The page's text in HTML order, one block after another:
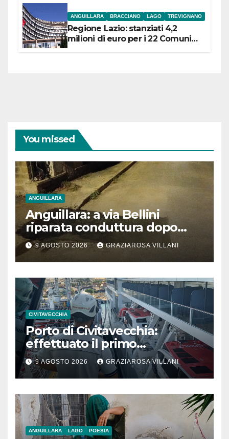
ANGUILLARA BRACCIANO LAGO TREVIGNANO
Regione Lazio: stanziati 4,2
milioni di euro per i 22 Comuni
You missed
ANGUILLARA
Anguillara: a via Bellini
riparata conduttura dopo
segnalazione IdD
9 AGOSTO 2026 GRAZIAROSA VILLANI
CIVITAVECCHIA
Porto di Civitavecchia:
effettuato il primo
rifornimento di GNL ad una
nave da crociera
9 AGOSTO 2026 GRAZIAROSA VILLANI
ANGUILLARA LAGO POESIA